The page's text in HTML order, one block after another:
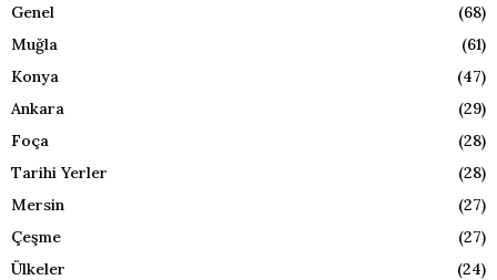
Genel
(68)
Muğla
(61)
Konya
(47)
Ankara
(29)
Foça
(28)
Tarihi Yerler
(28)
Mersin
(27)
Çeşme
(27)
Ülkeler
(24)